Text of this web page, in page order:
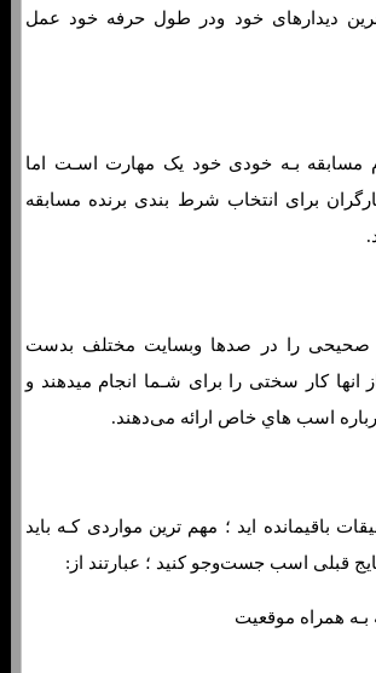
دیدارهای خود ودر طول حرفه خود عمل
مسابقه بـه خودی خود یک مهارت اسـت اما
برای انتخاب شرط بندی برنده مسابقه
صحیحی را در صدها وبسایت مختلف بدست
انها کار سختی را برای شـما انجام میدهند و
اسب هاي‌ خاص ارائه می‌دهند.
باقیمانده اید ؛ مهم ترین مواردی کـه باید
قبلی اسب جست‌وجو کنید ؛ عبارتند از:
بـه همراه موقعیت